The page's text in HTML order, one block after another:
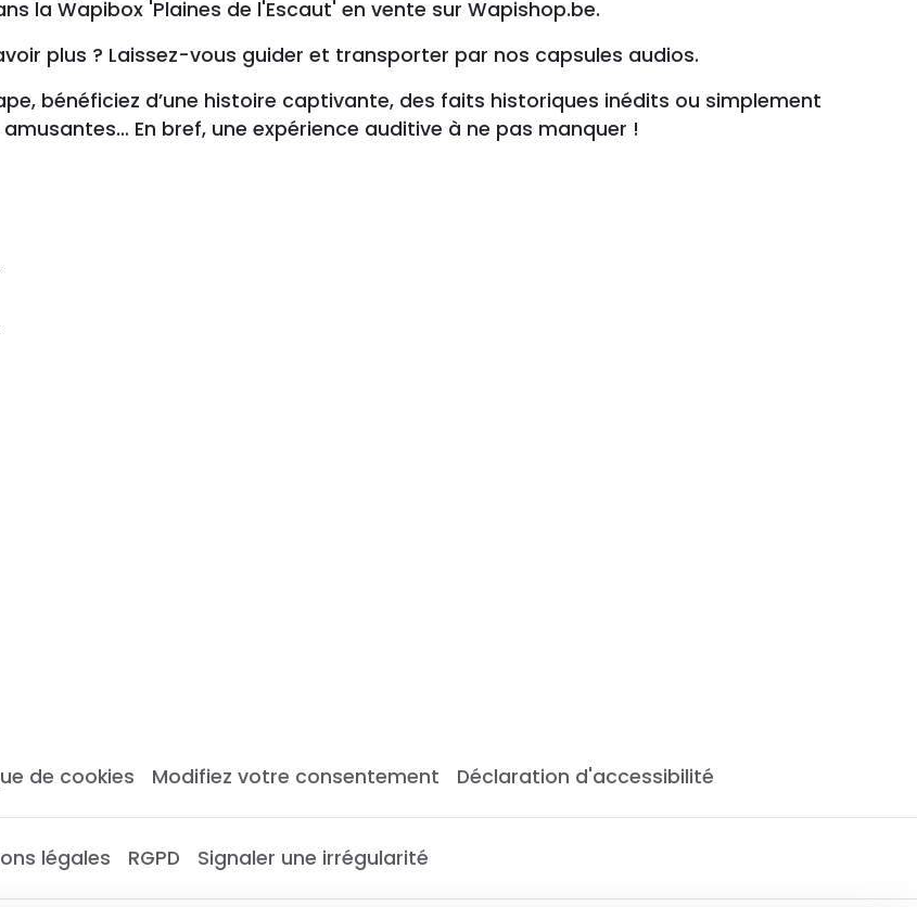
la Wapibox 'Plaines de l'Escaut' en vente sur Wapishop.be.
plus ? Laissez-vous guider et transporter par nos capsules audios.
bénéficiez d’une histoire captivante, des faits historiques inédits ou simplement
En bref, une expérience auditive à ne pas manquer !
de cookies Modifiez votre consentement Déclaration d'accessibilité
légales RGPD Signaler une irrégularité